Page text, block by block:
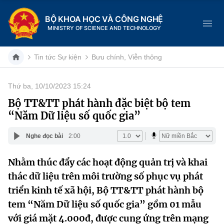
BỘ KHOA HỌC VÀ CÔNG NGHỆ
MINISTRY OF SCIENCE AND TECHNOLOGY
Danh mục
Trang chủ
Giới thiệu
Chức năng nhiệm vụ
Cơ cấu tổ chức
Lịch sử phát triển
Tin tức sự kiện
Khoa học và Công nghệ
Đổi mới sáng tạo
Dịch vụ công
Hệ thống văn bản
Tin tức Sự kiện Bưu chính, Viễn thông
Thứ ba, 10/10/2023 15:24
Bộ TT&TT phát hành đặc biệt bộ tem
“Năm Dữ liệu số quốc gia”
Nghe đọc bài 2:00
Nhằm thúc đẩy các hoạt động quản trị và khai
thác dữ liệu trên môi trường số phục vụ phát
triển kinh tế xã hội, Bộ TT&TT phát hành bộ
tem “Năm Dữ liệu số quốc gia” gồm 01 mẫu
với giá mặt 4.000đ, được cung ứng trên mạng